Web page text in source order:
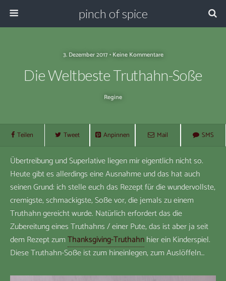
pinch of spice
3. Dezember 2017 • Keine Kommentare
Die Weltbeste Truthahn-Soße
Regine
Teilen Tweet Anpinnen Mail SMS
Übertreibung und Superlative liegen mir eigentlich nicht so.
Heute gibt es allerdings eine Ausnahme und das hat auch
seinen Grund: ich stelle euch das Rezept für die wundervollste,
cremigste, schmackigste, Soße vor, die jemals zu einem
Truthahn gereicht wurde. Natürlich erfordert das die
Zubereitung eines Truthahns / einer Pute, das ist aber ja seit
dem Rezept zumThanksgiving-Truthahnhier ein Kinderspiel.
Diese Truthahn-Soße ist zum hineinlegen, zum Auslöffeln…